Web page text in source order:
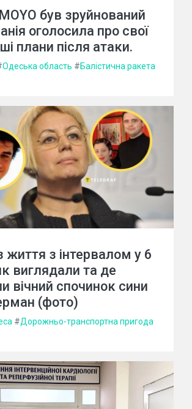
був зруйнований
оголосила про свої
плани після атаки.
Одеська область #Балістична ракета
життя з інтервалом у 6
виглядали та де
вічний спочинок сини
(фото)
#Дорожньо-транспортна пригода